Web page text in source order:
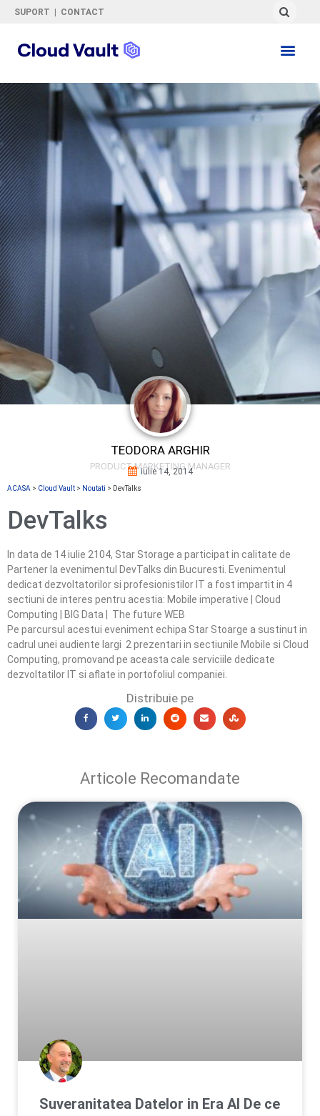
SUPORT | CONTACT
TEODORA ARGHIR
PRODUCT MARKETING MANAGER
iulie 14, 2014
ACASA > Cloud Vault > Noutati > DevTalks
DevTalks
In data de 14 iulie 2104, Star Storage a participat in calitate de
Partener la evenimentul DevTalks din Bucuresti. Evenimentul
dedicat dezvoltatorilor si profesionistilor IT a fost impartit in 4
sectiuni de interes pentru acestia: Mobile imperative | Cloud
Computing | BIG Data | The future WEB
Pe parcursul acestui eveniment echipa Star Stoarge a sustinut in
cadrul unei audiente largi 2 prezentari in sectiunile Mobile si Cloud
Computing, promovand pe aceasta cale serviciile dedicate
dezvoltatilor IT si aflate in portofoliul companiei.
Distribuie pe
Articole Recomandate
Suveranitatea Datelor in Era AI De ce